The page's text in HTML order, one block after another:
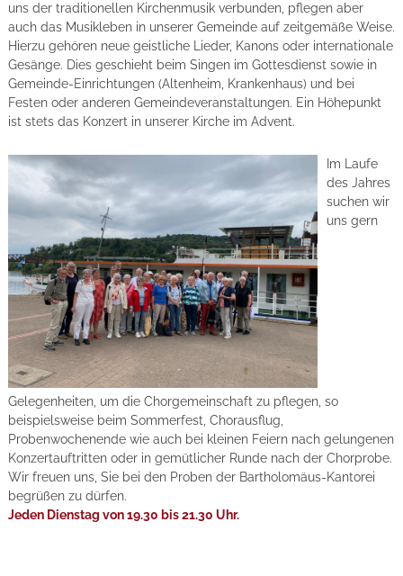
uns der traditionellen Kirchenmusik verbunden, pflegen aber
auch das Musikleben in unserer Gemeinde auf zeitgemäße Weise.
Hierzu gehören neue geistliche Lieder, Kanons oder internationale
Gesänge. Dies geschieht beim Singen im Gottesdienst sowie in
Gemeinde-Einrichtungen (Altenheim, Krankenhaus) und bei
Festen oder anderen Gemeindeveranstaltungen. Ein Höhepunkt
ist stets das Konzert in unserer Kirche im Advent.
Im Laufe
des Jahres
suchen wir
uns gern
Gelegenheiten, um die Chorgemeinschaft zu pflegen, so
beispielsweise beim Sommerfest, Chorausflug,
Probenwochenende wie auch bei kleinen Feiern nach gelungenen
Konzertauftritten oder in gemütlicher Runde nach der Chorprobe.
Wir freuen uns, Sie bei den Proben der Bartholomäus-Kantorei
begrüßen zu dürfen.
Jeden Dienstag von 19.30 bis 21.30 Uhr.